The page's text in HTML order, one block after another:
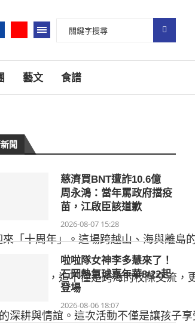
藝文 食譜
十周年」。這場跨越山、海與
來說，這不僅是跨海的校際交流
與情誼。這次活動不僅是讓孩
聞
慈濟買BNT遭詐10.6億
周永鴻：當年罵政府擋疫
苗，江啟臣該道歉
2026-08-07 15:28
啦啦隊女神李多慧來了！
石岡熱氣球嘉年華8/22起
登場
2026-08-06 18:07